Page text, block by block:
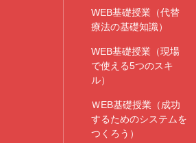
WEB基礎授業（代替
療法の基礎知識）
WEB基礎授業（現場
で使える5つのスキ
ル）
ＷEB基礎授業（成功
するためのシステムを
つくろう）